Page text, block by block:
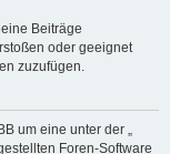
Beiträge
oder geeignet
zuzufügen.
um eine unter der „
Foren-Software